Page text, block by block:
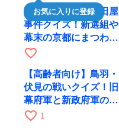
お気に入りに登録
【高齢者向け】池田屋
事件クイズ！新選組や
幕末の京都にまつわる
問題
favorite_border
【高齢者向け】鳥羽・
伏見の戦いクイズ！旧
幕府軍と新政府軍の戦
いを振り返る
favorite_border 1